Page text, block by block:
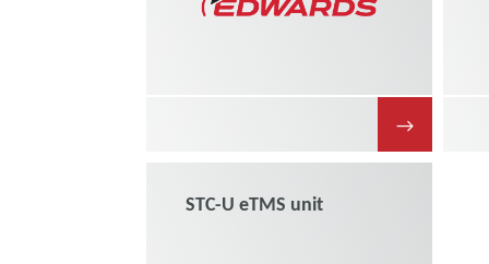
→
STC-U eTMS unit